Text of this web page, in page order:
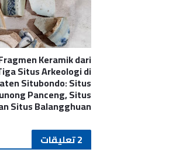
Keramik dari
Situs Arkeologi di
Situbondo: Situs
Panceng, Situs
Situs Balangghuan
2 تعليقات